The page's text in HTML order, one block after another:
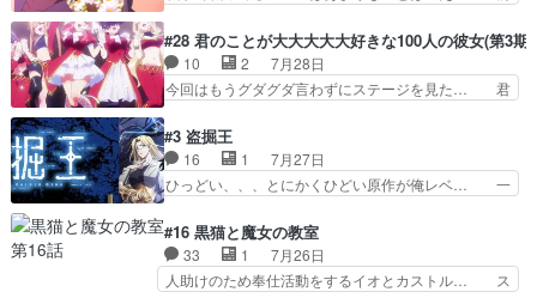
冬月を笑わせようとする姿も冬月… 特に大きな事
を笑わせようとする姿も冬月… 3話までは主人公
がどうでもいいことでずっ… 花火購入に浅草へ…
行き当たりばったり訪問…
の存在で揺らぐ14クラス約束された死… ミミの
秘密をあっさり受け入れたのは拍子抜… 蘇生魔法
って下衆い国なら進退窮まったら手… 蘇生魔法ヤ
バイけどミミいなかったら詰んで… アニメオタク
うございました！アリとセイ… ごめん、そういう
話がしたい作品じゃないの… 第４話感想：その口
止め効果あるかな？ミミ…
#28 君のことが大大大大大好きな100人の彼女(第3期)
10 2
7月28日
今回はもうグダグダ言わずにステージを見た… 君
カノ版ラブライブ！？こういうのは人… 俺、みん
なのレッスン動画をDVDが焼きき… アナウンス
役で出演いたしましたみんなのア… 恋太郎ファミ
リーがガチでアイドルに挑戦！… ギャグギャグし
カノGirlfrien… 『アイドル伝説恋太郎ファミリ
ー』にて「ア… 安木路佐ウル子役で出演いたしま
したクォリ…
#3 盗掘王
16 1
7月27日
ひっどい、、、とにかくひどい原作が俺レベ… 一
美咲さんと言えば幼女！アイマスの市原… 遼河は
目的の為には人命も軽視するタイプの… 4つのス
キルが揃う。広い墓を捜索中、遼河… 村正はそん
なおどろおどろしいエピソードあ… 気持ちよくし
#16 黒猫と魔女の教室
33 1
7月26日
人助けのため奉仕活動をするイオとカストル… ス